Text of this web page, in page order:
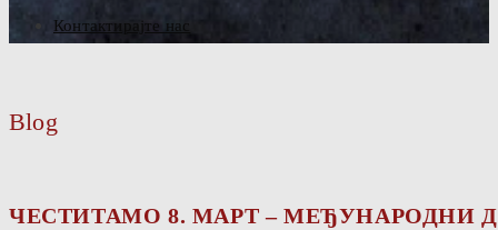
Контактирајте нас
Blog
ЧЕСТИТАМО 8. МАРТ – МЕЂУНАРОДНИ